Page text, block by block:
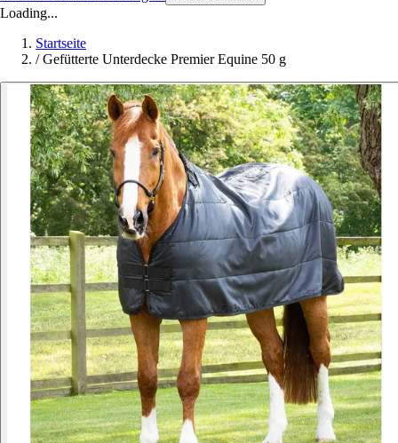
Loading...
Startseite
/ Gefütterte Unterdecke Premier Equine 50 g